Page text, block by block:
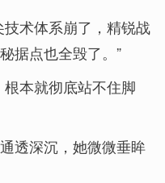
术体系崩了，精锐战
据点也全毁了。”
本就彻底站不住脚
透深沉，她微微垂眸